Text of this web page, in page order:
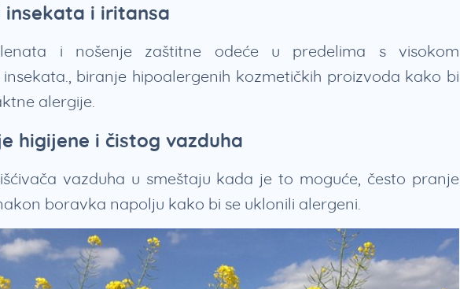
i iritansa
i nošenje zaštitne odeće u predelima s visokom
biranje hipoalergenih kozmetičkih proizvoda kako bi
alergije.
higijene i čistog vazduha
vazduha u smeštaju kada je to moguće, često pranje
boravka napolju kako bi se uklonili alergeni.